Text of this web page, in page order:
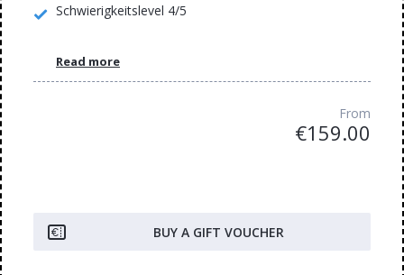
Schwierigkeitslevel 4/5
Read more
From
€159.00
BUY A GIFT VOUCHER